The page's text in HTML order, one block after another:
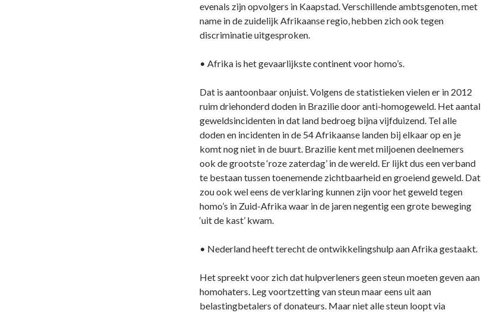
evenals zijn opvolgers in Kaapstad. Verschillende ambtsgenoten, met
name in de zuidelijk Afrikaanse regio, hebben zich ook tegen
discriminatie uitgesproken.
• Afrika is het gevaarlijkste continent voor homo’s.
Dat is aantoonbaar onjuist. Volgens de statistieken vielen er in 2012
ruim driehonderd doden in Brazilie door anti-homogeweld. Het aantal
geweldsincidenten in dat land bedroeg bijna vijfduizend. Tel alle
doden en incidenten in de 54 Afrikaanse landen bij elkaar op en je
komt nog niet in de buurt. Brazilie kent met miljoenen deelnemers
ook de grootste ‘roze zaterdag’ in de wereld. Er lijkt dus een verband
te bestaan tussen toenemende zichtbaarheid en groeiend geweld. Dat
zou ook wel eens de verklaring kunnen zijn voor het geweld tegen
homo’s in Zuid-Afrika waar in de jaren negentig een grote beweging
‘uit de kast’ kwam.
• Nederland heeft terecht de ontwikkelingshulp aan Afrika gestaakt.
Het spreekt voor zich dat hulpverleners geen steun moeten geven aan
homohaters. Leg voortzetting van steun maar eens uit aan
belastingbetalers of donateurs. Maar niet alle steun loopt via